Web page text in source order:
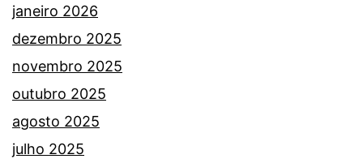
janeiro 2026
dezembro 2025
novembro 2025
outubro 2025
agosto 2025
julho 2025